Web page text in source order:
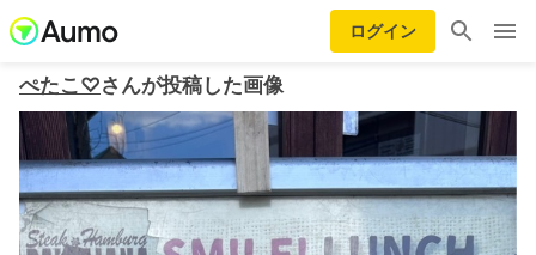
ログイン
ぺたこ♡さんが投稿した画像